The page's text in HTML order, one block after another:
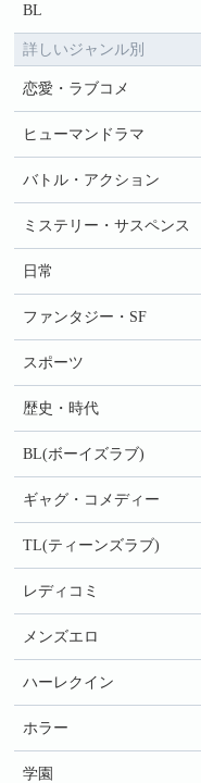
BL
詳しいジャンル別
恋愛・ラブコメ
ヒューマンドラマ
バトル・アクション
ミステリー・サスペンス
日常
ファンタジー・SF
スポーツ
歴史・時代
BL(ボーイズラブ)
ギャグ・コメディー
TL(ティーンズラブ)
レディコミ
メンズエロ
ハーレクイン
ホラー
学園